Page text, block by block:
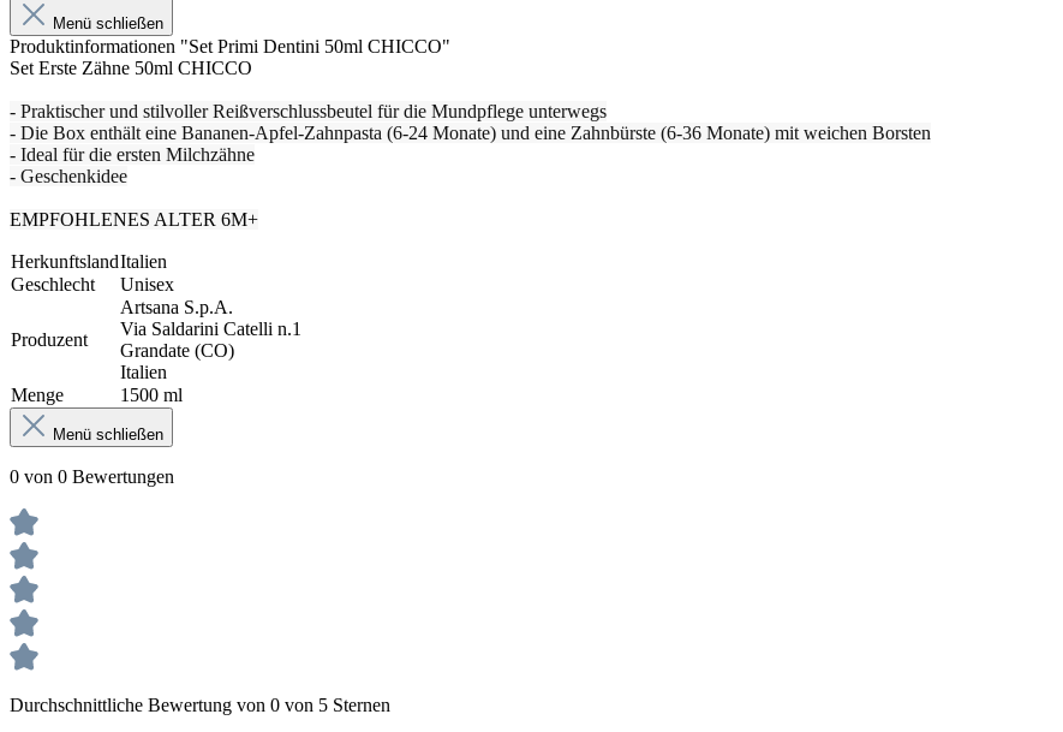
Menü schließen
Produktinformationen "Set Primi Dentini 50ml CHICCO"
Set Erste Zähne 50ml CHICCO
- Praktischer und stilvoller Reißverschlussbeutel für die Mundpflege unterwegs
- Die Box enthält eine Bananen-Apfel-Zahnpasta (6-24 Monate) und eine Zahnbürste (6-36 Monate) mit weichen Borsten
- Ideal für die ersten Milchzähne
- Geschenkidee
EMPFOHLENES ALTER 6M+
HerkunftslandItalien
Geschlecht
Unisex
Produzent
Artsana S.p.A.
Via Saldarini Catelli n.1
Grandate (CO)
Italien
Menge
1500 ml
Menü schließen
0 von 0 Bewertungen
Durchschnittliche Bewertung von 0 von 5 Sternen